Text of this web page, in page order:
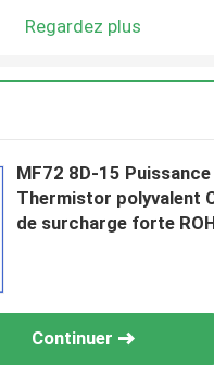
Regardez plus
MF72 8D-15 Puissance
Thermistor polyvalent
de surcharge forte
Continuer